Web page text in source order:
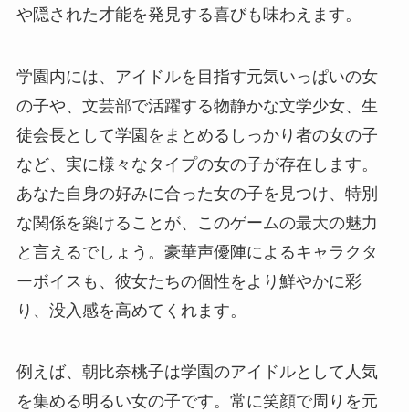
や隠された才能を発見する喜びも味わえます。
学園内には、アイドルを目指す元気いっぱいの女
の子や、文芸部で活躍する物静かな文学少女、生
徒会長として学園をまとめるしっかり者の女の子
など、実に様々なタイプの女の子が存在します。
あなた自身の好みに合った女の子を見つけ、特別
な関係を築けることが、このゲームの最大の魅力
と言えるでしょう。豪華声優陣によるキャラクタ
ーボイスも、彼女たちの個性をより鮮やかに彩
り、没入感を高めてくれます。
例えば、朝比奈桃子は学園のアイドルとして人気
を集める明るい女の子です。常に笑顔で周りを元